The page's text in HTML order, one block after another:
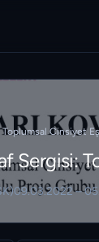
Cinsiyet
Sergisi:
09.03.2022 –